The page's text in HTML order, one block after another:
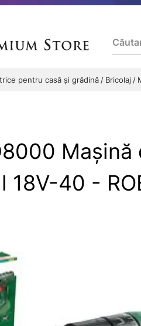
pentru casă și grădină Bricolaj
Maşină
18V-40 -